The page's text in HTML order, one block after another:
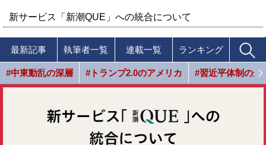
新サービス「新潮QUE」への統合について
最新記事 執筆者一覧 連載一覧 ランキング
#中東動乱の深層 #トランプ2.0のアメリカ #習近平体制の光